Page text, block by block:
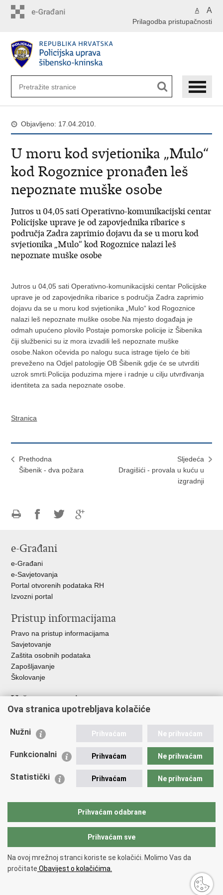
A A
Prilagodba pristupačnosti
Objavljeno: 17.04.2010.
U moru kod svjetionika „Mulo“
kod Rogoznice pronađen leš
nepoznate muške osobe
Jutros u 04,05 sati Operativno-komunikacijski centar
Policijske uprave je od zapovjednika ribarice s
područja Zadra zaprimio dojavu da se u moru kod
svjetionika „Mulo“ kod Rogoznice nalazi leš
nepoznate muške osobe
Jutros u 04,05 sati Operativno-komunikacijski centar Policijske
uprave je od zapovjednika ribarice s područja Zadra zaprimio
dojavu da se u moru kod svjetionika „Mulo“ kod Rogoznice
nalazi leš nepoznate muške osobe.Na mjesto događaja je
odmah upućeno plovilo Postaje pomorske policije iz Šibenika
čiji službenici su iz mora izvadili leš nepoznate muške
osobe.Nakon očevida po nalogu suca istrage tijelo će biti
preveženo na Odjel patologije OB Šibenik gdje će se utvrditi
uzrok smrti.Policija poduzima mjere i radnje u cilju utvrđivanja
identiteta za sada nepoznate osobe.
Stranica
Prethodna
Šibenik - dva požara
Sljedeća
Dragišići - provala u kuću u
izgradnji
FacebookuTwitteru
e-Građani
e-Građani
e-Savjetovanja
Portal otvorenih podataka RH
Izvozni portal
Pristup informacijama
Pravo na pristup informacijama
Savjetovanje
Zaštita osobnih podataka
Zapošljavanje
Školovanje
Važne poveznice
Ministarstvo unutarnjih poslova
Udruge
Policijska akademija
Zaklada policijske solidarnosti
Vučetić"
Copyright © 2026 Policijska uprava šibensko-kninska.
Izjava o pristupačnosti.
Ova stranica upotrebljava kolačiće
Nužni Prihvaćam Ne prihvaćam
Funkcionalni Prihvaćam Ne prihvaćam
Statistički Prihvaćam Ne prihvaćam
Prihvaćam odabrane
Prihvaćam sve
Na ovoj mrežnoj stranci koriste se kolačići. Molimo Vas da
pročitate Obavijest o kolačićima.